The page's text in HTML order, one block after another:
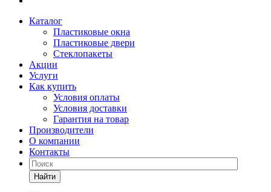
Каталог
Пластиковые окна
Пластиковые двери
Стеклопакеты
Акции
Услуги
Как купить
Условия оплаты
Условия доставки
Гарантия на товар
Производители
О компании
Контакты
Найти